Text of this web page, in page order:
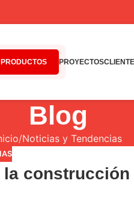
PRODUCTOS PROYECTOS
Blog
Noticias y Tendencias
construcción